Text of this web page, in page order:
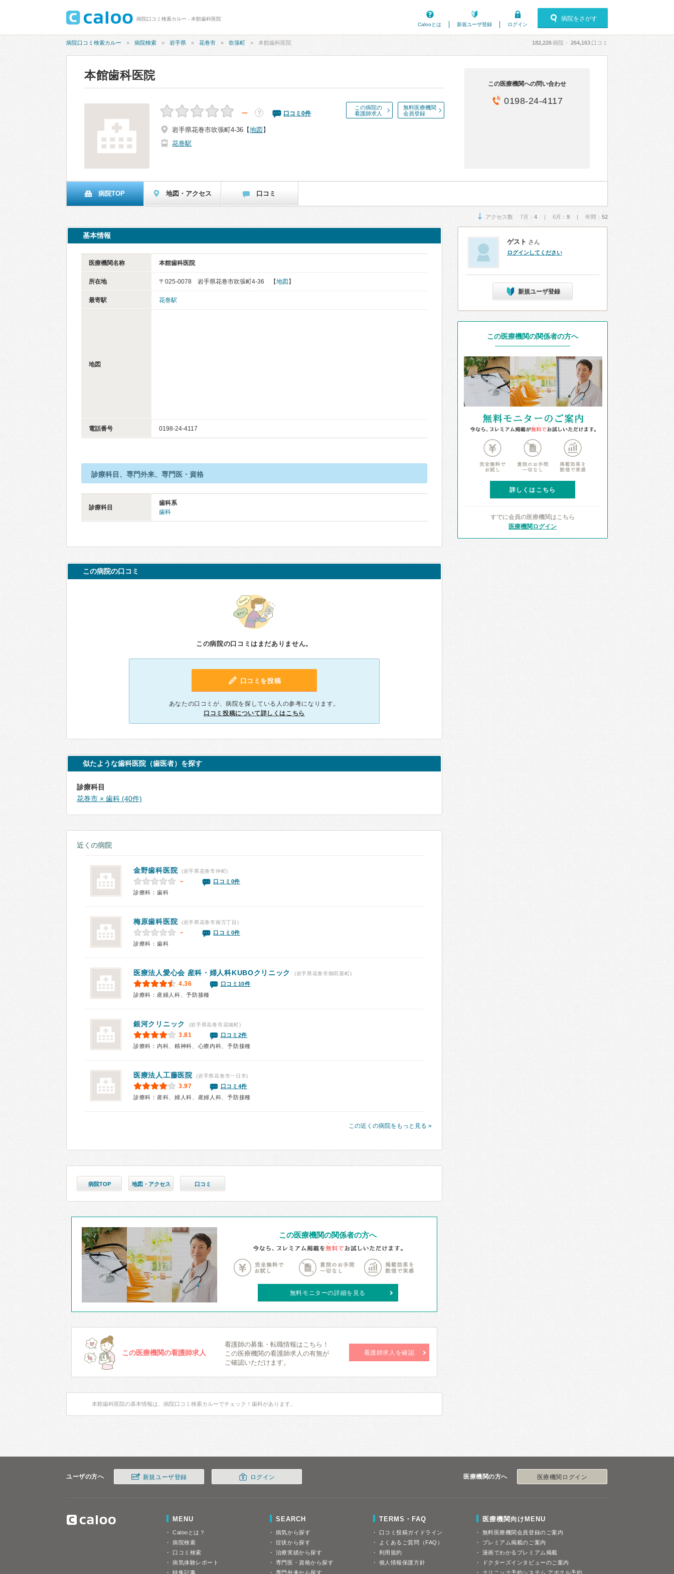
病院口コミ検索カルー - 本館歯科医院
Calooとは
新規ユーザ登録 ログイン
病院をさがす
病院口コミ検索カルー 病院検索 岩手県 花巻市 吹張町 本館歯科医院 182,226病院・ 264,163 口コミ
本館歯科医院
この病院の
看護師求人
無料医療機関
会員登録
－ ？ 口コミ 0件
岩手県花巻市吹張町4-36 【地図 】
花巻駅
この医療機関への問い合わせ
0198-24-4117
病院TOP 地図・アクセス 口コミ
アクセス数 7月： 4 | 6月： 9 | 年間： 52
基本情報
医療機関名称 本館歯科医院
所在地 〒025-0078 岩手県花巻市吹張町4-36 【地図 】
最寄駅 花巻駅
地図
電話番号 0198-24-4117
診療科目、専門外来、専門医・資格
診療科目
歯科系
歯科
この病院の口コミ
この病院の口コミはまだありません。
口コミを投稿
あなたの口コミが、病院を探している人の参考になります。
口コミ投稿について詳しくはこちら
似たような歯科医院（歯医者）を探す
診療科目
花巻市 × 歯科 (40件)
近くの病院
金野歯科医院 (岩手県花巻市仲町)
－
口コミ0件
診療科：歯科
梅原歯科医院 (岩手県花巻市南万丁目)
－
口コミ0件
診療科：歯科
医療法人愛心会 産科・婦人科KUBOクリニック (岩手県花巻市御田屋町)
4.36
口コミ10件
診療科：産婦人科、予防接種
銀河クリニック (岩手県花巻市花城町)
3.81
口コミ2件
診療科：内科、精神科、心療内科、予防接種
医療法人工藤医院 (岩手県花巻市一日市)
3.97
口コミ4件
診療科：産科、婦人科、産婦人科、予防接種
この近くの病院をもっと見る »
病院TOP 地図・アクセス 口コミ
この医療機関の関係者の方へ
無料モニターの詳細を見る
この医療機関の看護師求人
看護師の募集・転職情報はこちら！
この医療機関の看護師求人の有無が
ご確認いただけます。
看護師求人を確認
本館歯科医院の基本情報は、病院口コミ検索カルーでチェック！歯科があります。
ゲスト さん
ログインしてください
新規ユーザ登録
この医療機関の関係者の方へ
詳しくはこちら
すでに会員の医療機関はこちら
医療機関ログイン
ユーザの方へ 新規ユーザ登録 ログイン 医療機関の方へ 医療機関ログイン
MENU
Calooとは？
病院検索
口コミ検索
病気体験レポート
特集記事
SEARCH
病気から探す
症状から探す
治療実績から探す
専門医・資格から探す
専門外来から探す
TERMS・FAQ
口コミ投稿ガイドライン
よくあるご質問（FAQ）
利用規約
個人情報保護方針
医療機関向けMENU
無料医療機関会員登録のご案内
プレミアム掲載のご案内
漫画でわかるプレミアム掲載
ドクターズインタビューのご案内
クリニック予約システム アポクル予約